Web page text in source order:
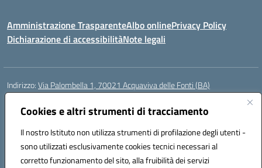
Cookies e altri strumenti di tracciamento
Il nostro Istituto non utilizza strumenti di profilazione degli utenti -
sono utilizzati esclusivamente cookies tecnici necessari al
corretto funzionamento del sito, alla fruibilità dei servizi
Amministrazione TrasparenteAlbo onlinePrivacy Policy
Dichiarazione di accessibilitàNote legali
Indirizzo:Via Palombella 1, 70021 Acquaviva delle Fonti (BA)
Centralino:
Posta elettronica certificata (PEC):baic89400e@pec.istruzione.it
Codice fiscale: 91121590722
Codice meccanografico:baic89400e
Codice Indice delle Pubbliche Amministrazioni (IPA): icddagio